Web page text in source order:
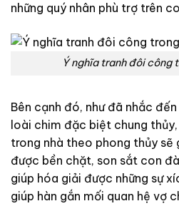
những quý nhân phù trợ trên
Ý nghĩa tranh đôi công
Bên cạnh đó, như đã nhắc
loài chim đặc biệt chung
trong nhà theo phong thủy sẽ
được bền chặt, son sắt con
giúp hóa giải được những sự
giúp hàn gắn mối quan hệ vợ